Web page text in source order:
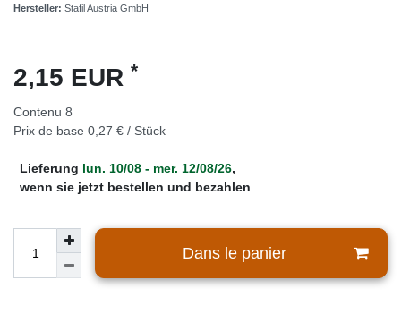
Hersteller: Stafil Austria GmbH
2,15 EUR *
Contenu 8
Prix de base 0,27 € / Stück
Lieferung lun. 10/08 - mer. 12/08/26,
wenn sie jetzt bestellen und bezahlen
Dans le panier